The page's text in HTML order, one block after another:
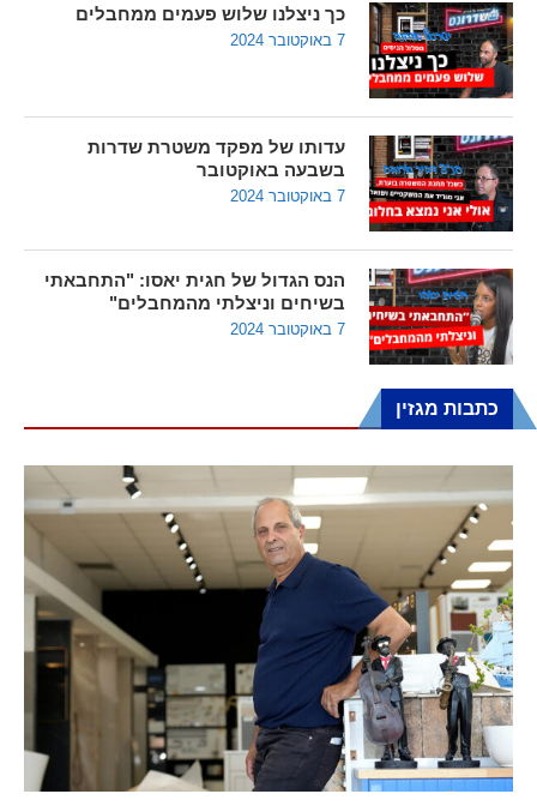
כך ניצלנו שלוש פעמים ממחבלים
7 באוקטובר 2024
עדותו של מפקד משטרת שדרות
בשבעה באוקטובר
7 באוקטובר 2024
הנס הגדול של חגית יאסו: "התחבאתי
בשיחים וניצלתי מהמחבלים"
7 באוקטובר 2024
כתבות מגזין